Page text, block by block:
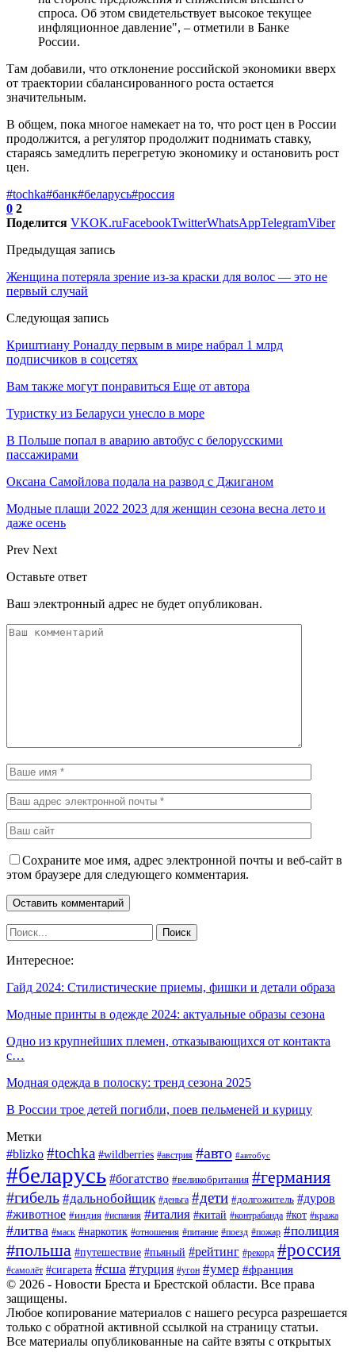
спроса. Об этом свидетельствует высокое текущее
инфляционное давление", – отметили в Банке
России.
Там добавили, что отклонение российской экономики вверх
от траектории сбалансированного роста остается
значительным.
В общем, пока многое намекает на то, что рост цен в России
продолжится, а регулятор продолжит поднимать ставку,
стараясь замедлить перегретую экономику и остановить рост
цен.
#tochka#банк#беларусь#россия
0 2
Поделится VKOK.ruFacebookTwitterWhatsAppTelegramViber
Предыдущая запись
Женщина потеряла зрение из-за краски для волос — это не
первый случай
Следующая запись
Криштиану Роналду первым в мире набрал 1 млрд
подписчиков в соцсетях
Вам также могут понравиться Еще от автора
Туристку из Беларуси унесло в море
В Польше попал в аварию автобус с белорусскими
пассажирами
Оксана Самойлова подала на развод с Джиганом
Модные плащи 2022 2023 для женщин сезона весна лето и
даже осень
Prev Next
Оставьте ответ
Ваш электронный адрес не будет опубликован.
Сохраните мое имя, адрес электронной почты и веб-сайт в
этом браузере для следующего комментария.
Интересное:
Гайд 2024: Стилистические приемы, фишки и детали образа
Модные принты в одежде 2024: актуальные образы сезона
Одно из крупнейших племен, отказывающихся от контакта
с…
Модная одежда в полоску: тренд сезона 2025
В России трое детей погибли, поев пельменей и курицу
Метки
#blizko #tochka #wildberries #австрия #авто #автобус
#беларусь #богатство #великобритания #германия
#гибель #дальнобойщик #деньга #дети #долгожитель #дуров
#животное #индия #испания #италия #китай #контрабанда #кот #кража
#литва #маск #наркотик #отношения #питание #поезд #пожар #полиция
#польша #путешествие #пьяный #рейтинг #рекорд #россия
#самолёт #сигарета #сша #турция #угон #умер #франция
© 2026 - Новости Бреста и Брестской области. Все права
защищены.
Любое копирование материалов с нашего ресурса разрешается
только с обратной активной ссылкой на страницу статьи.
Все материалы опубликованные на сайте взяты с открытых